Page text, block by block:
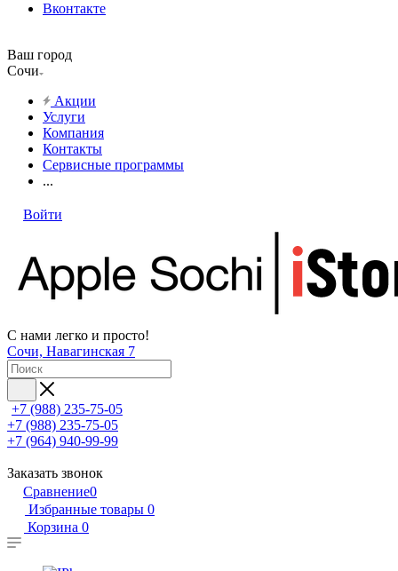
Вконтакте
Ваш город
Сочи
Акции
Услуги
Компания
Контакты
Сервисные программы
...
Войти
С нами легко и просто!
Сочи, Навагинская 7
+7 (988) 235-75-05
+7 (988) 235-75-05
+7 (964) 940-99-99
Заказать звонок
Сравнение0
Избранные товары 0
Корзина 0